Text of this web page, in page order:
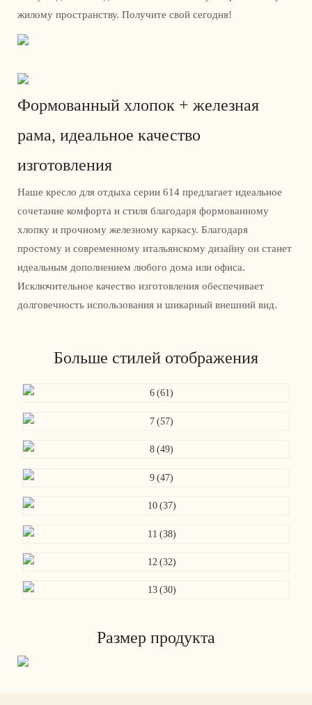
жилому пространству. Получите свой сегодня!
Формованный хлопок + железная
рама, идеальное качество
изготовления
Наше кресло для отдыха серии 614 предлагает идеальное
сочетание комфорта и стиля благодаря формованному
хлопку и прочному железному каркасу. Благодаря
простому и современному итальянскому дизайну он станет
идеальным дополнением любого дома или офиса.
Исключительное качество изготовления обеспечивает
долговечность использования и шикарный внешний вид.
Больше стилей отображения
Размер продукта